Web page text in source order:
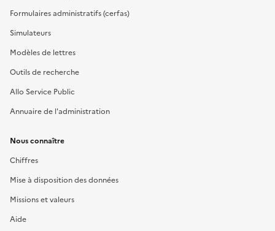
Formulaires administratifs (cerfas)
Simulateurs
Modèles de lettres
Outils de recherche
Allo Service Public
Annuaire de l'administration
Nous connaître
Chiffres
Mise à disposition des données
Missions et valeurs
Aide